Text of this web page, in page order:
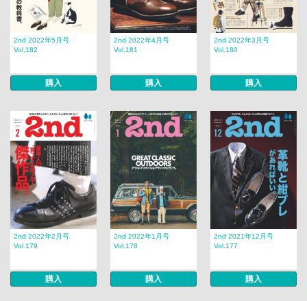
2nd 2022年5月号
Vol.182
購入
2nd 2022年4月号
Vol.181
購入
2nd 2022年3月号
Vol.180
購入
2nd 2022年2月号
Vol.179
購入
2nd 2022年1月号
Vol.178
購入
2nd 2021年12月号
Vol.177
購入